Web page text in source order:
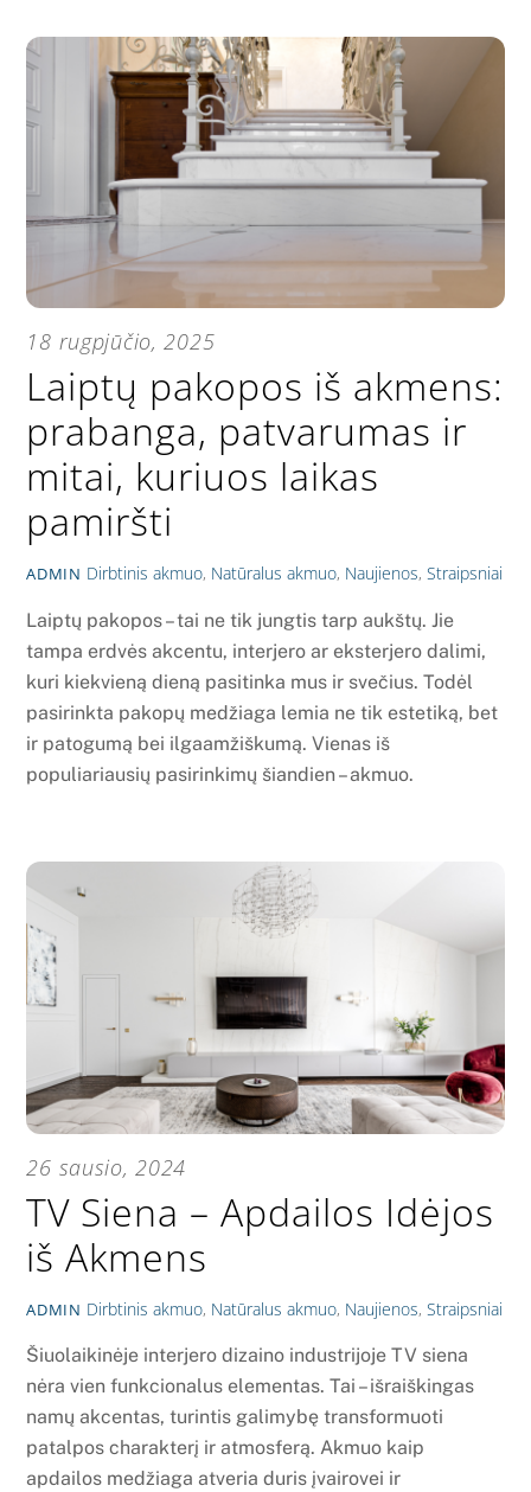
18 rugpjūčio, 2025
Laiptų pakopos iš akmens:
prabanga, patvarumas ir
mitai, kuriuos laikas
pamiršti
ADMIN Dirbtinis akmuo, Natūralus akmuo, Naujienos, Straipsniai
Laiptų pakopos – tai ne tik jungtis tarp aukštų. Jie
tampa erdvės akcentu, interjero ar eksterjero dalimi,
kuri kiekvieną dieną pasitinka mus ir svečius. Todėl
pasirinkta pakopų medžiaga lemia ne tik estetiką, bet
ir patogumą bei ilgaamžiškumą. Vienas iš
populiariausių pasirinkimų šiandien – akmuo.
26 sausio, 2024
TV Siena – Apdailos Idėjos
iš Akmens
ADMIN Dirbtinis akmuo, Natūralus akmuo, Naujienos, Straipsniai
Šiuolaikinėje interjero dizaino industrijoje TV siena
nėra vien funkcionalus elementas. Tai – išraiškingas
namų akcentas, turintis galimybę transformuoti
patalpos charakterį ir atmosferą. Akmuo kaip
apdailos medžiaga atveria duris įvairovei ir